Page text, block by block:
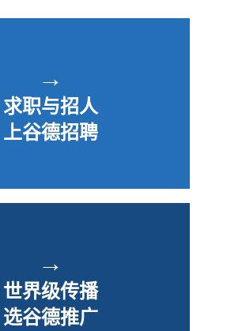
→
求职与招人
上谷德招聘
→
世界级传播
选谷德推广